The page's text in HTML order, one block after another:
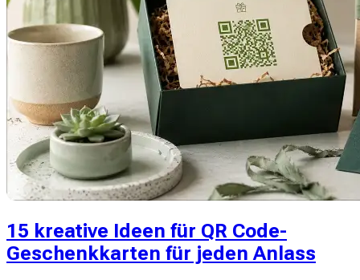
15 kreative Ideen für QR Code-
Geschenkkarten für jeden Anlass